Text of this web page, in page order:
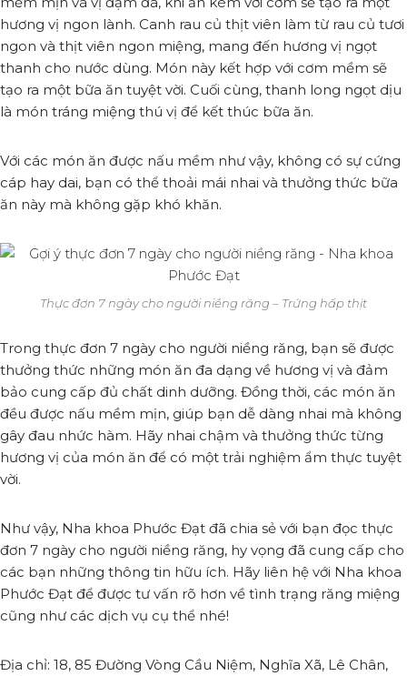
hương vị ngon lành. Canh rau củ thịt viên làm từ rau củ tươi
ngon và thịt viên ngon miệng, mang đến hương vị ngọt
thanh cho nước dùng. Món này kết hợp với cơm mềm sẽ
tạo ra một bữa ăn tuyệt vời. Cuối cùng, thanh long ngọt dịu
là món tráng miệng thú vị để kết thúc bữa ăn.
Với các món ăn được nấu mềm như vậy, không có sự cứng
cáp hay dai, bạn có thể thoải mái nhai và thưởng thức bữa
ăn này mà không gặp khó khăn.
Thực đơn 7 ngày cho người niềng răng – Trứng hấp thịt
Trong thực đơn 7 ngày cho người niềng răng, bạn sẽ được
thưởng thức những món ăn đa dạng về hương vị và đảm
bảo cung cấp đủ chất dinh dưỡng. Đồng thời, các món ăn
đều được nấu mềm mịn, giúp bạn dễ dàng nhai mà không
gây đau nhức hàm. Hãy nhai chậm và thưởng thức từng
hương vị của món ăn để có một trải nghiệm ẩm thực tuyệt
vời.
Như vậy, Nha khoa Phước Đạt đã chia sẻ với bạn đọc thực
đơn 7 ngày cho người niềng răng, hy vọng đã cung cấp cho
các bạn những thông tin hữu ích. Hãy liên hệ với Nha khoa
Phước Đạt để được tư vấn rõ hơn về tình trạng răng miệng
cũng như các dịch vụ cụ thể nhé!
Địa chỉ: 18, 85 Đường Vòng Cầu Niệm, Nghĩa Xã, Lê Chân,